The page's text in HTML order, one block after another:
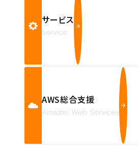
サービス
Service
AWS総合支援
Amazon Web Services